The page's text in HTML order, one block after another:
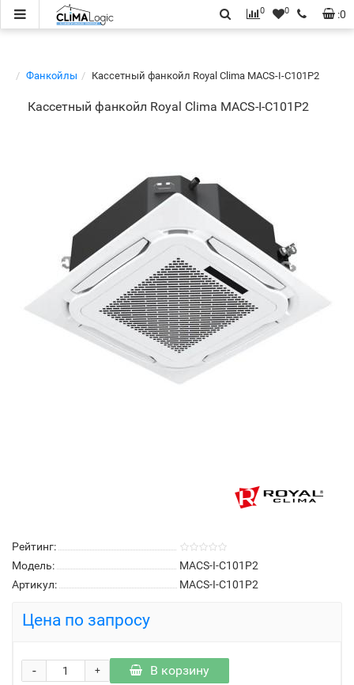
:0
0 0
Фанкойлы Кассетный фанкойл Royal Clima MACS-I-C101P2
Кассетный фанкойл Royal Clima MACS-I-C101P2
Рейтинг:
Модель:
MACS-I-C101P2
Артикул:
MACS-I-C101P2
Цена по запросу
+
- В корзину